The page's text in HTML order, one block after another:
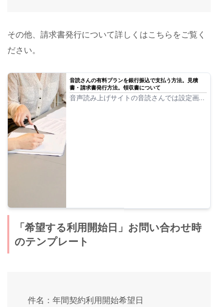
その他、請求書発行について詳しくはこちらをご覧く
ださい。
音読さんの有料プランを銀行振込で支払う方法。見積
書・請求書発行方法。領収書について
音声読み上げサイトの音読さんでは設定画面
「希望する利用開始日」お問い合わせ時
のテンプレート
件名：年間契約利用開始希望日